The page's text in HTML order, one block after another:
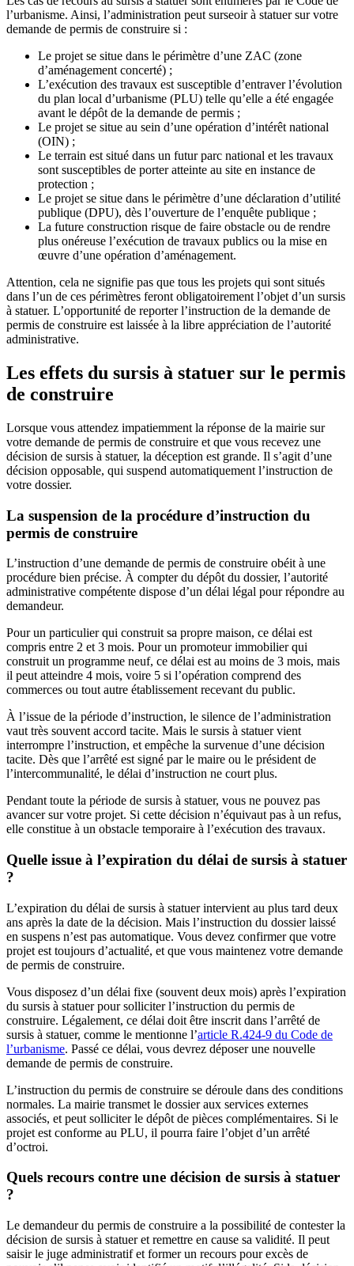
l’urbanisme. Ainsi, l’administration peut surseoir à statuer sur votre
demande de permis de construire si :
Le projet se situe dans le périmètre d’une ZAC (zone
d’aménagement concerté) ;
L’exécution des travaux est susceptible d’entraver l’évolution
du plan local d’urbanisme (PLU) telle qu’elle a été engagée
avant le dépôt de la demande de permis ;
Le projet se situe au sein d’une opération d’intérêt national
(OIN) ;
Le terrain est situé dans un futur parc national et les travaux
sont susceptibles de porter atteinte au site en instance de
protection ;
Le projet se situe dans le périmètre d’une déclaration d’utilité
publique (DPU), dès l’ouverture de l’enquête publique ;
La future construction risque de faire obstacle ou de rendre
plus onéreuse l’exécution de travaux publics ou la mise en
œuvre d’une opération d’aménagement.
Attention, cela ne signifie pas que tous les projets qui sont situés
dans l’un de ces périmètres feront obligatoirement l’objet d’un sursis
à statuer. L’opportunité de reporter l’instruction de la demande de
permis de construire est laissée à la libre appréciation de l’autorité
administrative.
Les effets du sursis à statuer sur le permis
de construire
Lorsque vous attendez impatiemment la réponse de la mairie sur
votre demande de permis de construire et que vous recevez une
décision de sursis à statuer, la déception est grande. Il s’agit d’une
décision opposable, qui suspend automatiquement l’instruction de
votre dossier.
La suspension de la procédure d’instruction du
permis de construire
L’instruction d’une demande de permis de construire obéit à une
procédure bien précise. À compter du dépôt du dossier, l’autorité
administrative compétente dispose d’un délai légal pour répondre au
demandeur.
Pour un particulier qui construit sa propre maison, ce délai est
compris entre 2 et 3 mois. Pour un promoteur immobilier qui
construit un programme neuf, ce délai est au moins de 3 mois, mais
il peut atteindre 4 mois, voire 5 si l’opération comprend des
commerces ou tout autre établissement recevant du public.
À l’issue de la période d’instruction, le silence de l’administration
vaut très souvent accord tacite. Mais le sursis à statuer vient
interrompre l’instruction, et empêche la survenue d’une décision
tacite. Dès que l’arrêté est signé par le maire ou le président de
l’intercommunalité, le délai d’instruction ne court plus.
Pendant toute la période de sursis à statuer, vous ne pouvez pas
avancer sur votre projet. Si cette décision n’équivaut pas à un refus,
elle constitue à un obstacle temporaire à l’exécution des travaux.
Quelle issue à l’expiration du délai de sursis à statuer
?
L’expiration du délai de sursis à statuer intervient au plus tard deux
ans après la date de la décision. Mais l’instruction du dossier laissé
en suspens n’est pas automatique. Vous devez confirmer que votre
projet est toujours d’actualité, et que vous maintenez votre demande
de permis de construire.
Vous disposez d’un délai fixe (souvent deux mois) après l’expiration
du sursis à statuer pour solliciter l’instruction du permis de
construire. Légalement, ce délai doit être inscrit dans l’arrêté de
sursis à statuer, comme le mentionne l’article R.424-9 du Code de
l’urbanisme. Passé ce délai, vous devrez déposer une nouvelle
demande de permis de construire.
L’instruction du permis de construire se déroule dans des conditions
normales. La mairie transmet le dossier aux services externes
associés, et peut solliciter le dépôt de pièces complémentaires. Si le
projet est conforme au PLU, il pourra faire l’objet d’un arrêté
d’octroi.
Quels recours contre une décision de sursis à statuer
?
Le demandeur du permis de construire a la possibilité de contester la
décision de sursis à statuer et remettre en cause sa validité. Il peut
saisir le juge administratif et former un recours pour excès de